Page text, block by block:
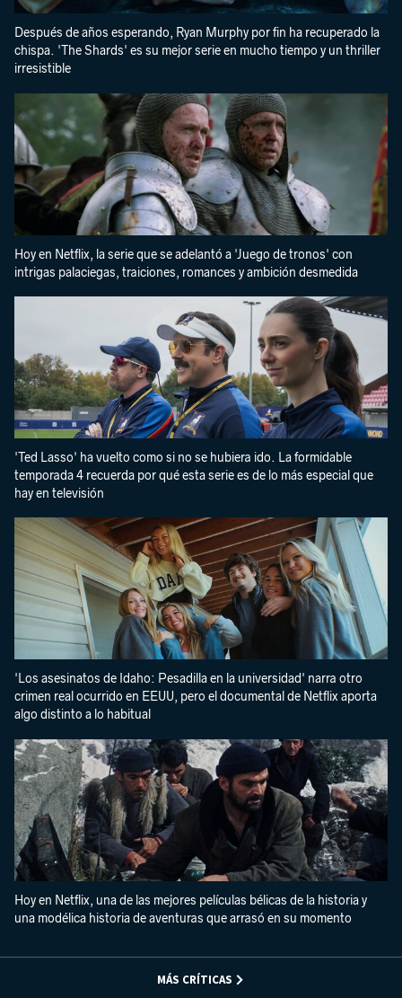
Después de años esperando, Ryan Murphy por fin ha recuperado la
chispa. 'The Shards' es su mejor serie en mucho tiempo y un thriller
irresistible
Hoy en Netflix, la serie que se adelantó a 'Juego de tronos' con
intrigas palaciegas, traiciones, romances y ambición desmedida
'Ted Lasso' ha vuelto como si no se hubiera ido. La formidable
temporada 4 recuerda por qué esta serie es de lo más especial que
hay en televisión
'Los asesinatos de Idaho: Pesadilla en la universidad' narra otro
crimen real ocurrido en EEUU, pero el documental de Netflix aporta
algo distinto a lo habitual
Hoy en Netflix, una de las mejores películas bélicas de la historia y
una modélica historia de aventuras que arrasó en su momento
MÁS CRÍTICAS